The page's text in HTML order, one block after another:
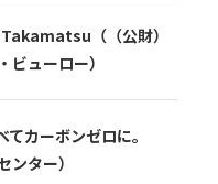
（（公財）
ビューロー）
カーボンゼロに。
ンター）